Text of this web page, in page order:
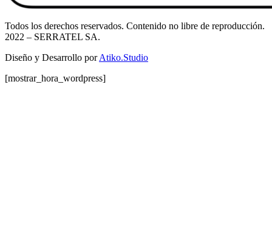
Todos los derechos reservados. Contenido no libre de reproducción.
2022 – SERRATEL SA.
Diseño y Desarrollo porAtiko.Studio
[mostrar_hora_wordpress]